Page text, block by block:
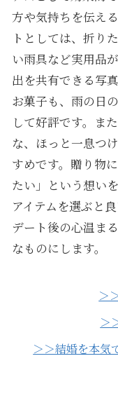
方や気持ちを伝え
トとしては、折り
い雨具など実用品
出を共有できる写
お菓子も、雨の日
して好評です。ま
な、ほっと一息つ
すめです。贈り物
たい」という想い
アイテムを選ぶと
デート後の心温ま
なものにします。
＞
＞
＞＞結婚を本気